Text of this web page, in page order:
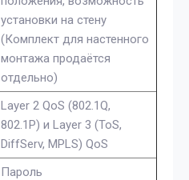
установки на стену
(Комплект для настенного
монтажа продаётся
отдельно)
Layer 2 QoS (802.1Q,
802.1P) и Layer 3 (ToS,
DiffServ, MPLS) QoS
Пароль